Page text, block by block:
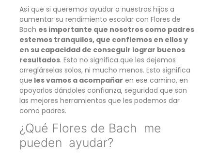
Así que si queremos ayudar a nuestros hijos a
aumentar su rendimiento escolar con Flores de
Bach es importante que nosotros como padres
estemos tranquilos, que confiemos en ellos y
en su capacidad de conseguir lograr buenos
resultados. Esto no significa que les dejemos
arreglárselas solos, ni mucho menos. Esto significa
que les vamos a acompañar en ese camino, en
apoyarlos dándoles confianza, seguridad que son
las mejores herramientas que les podemos dar
como padres.
¿Qué Flores de Bach me
pueden ayudar?